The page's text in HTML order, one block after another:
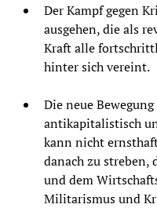
Der Kampf gegen
ausgehen, die als
Kraft alle
hinter sich vereint.
Die neue
antikapitalistisch
kann nicht
danach zu streben,
und dem
Militarismus und